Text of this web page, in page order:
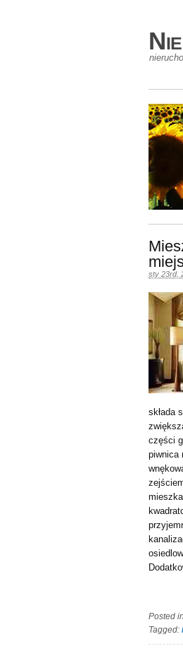
sty 23rd,
składa
części
piwnica
Posted
Tagged: